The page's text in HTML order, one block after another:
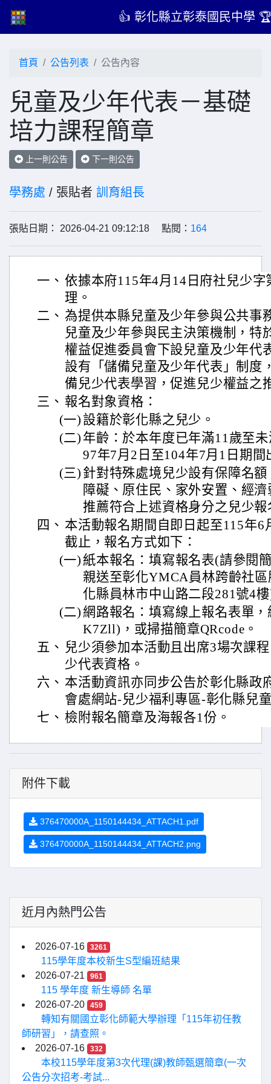
👍 彰化縣立彰泰國民中學
首頁 公告列表 公告內容
兒童及少年代表－基礎
培力課程簡章
上一則公告 下一則公告
學務處 / 張貼者 訓育組長
張貼日期： 2026-04-21 09:12:18 點閱： 164
一、 依據本府115年4月14日府社兒少字
理。
二、 為提供本縣兒童及少年參與公共事
兒童及少年參與民主決策機制，特
權益促進委員會下設兒童及少年代
設有「儲備兒童及少年代表」制度
備兒少代表學習，促進兒少權益之
三、 報名對象資格：
(一) 設籍於彰化縣之兒少。
(二) 年齡：於本年度已年滿11歲至
97年7月2日至104年7月1日期間
(三) 針對特殊處境兒少設有保障名
障礙、原住民、家外安置、經
推薦符合上述資格身分之兒少
四、 本活動報名期間自即日起至115年
截止，報名方式如下：
(一)紙本報名：填寫報名表(請參閱
親送至彰化YMCA員林跨齡社
化縣員林市中山路二段281號4
(二) 網路報名：填寫線上報名表單
K7Zll)，或掃描簡章QRcode。
五、 兒少須參加本活動且出席3場次課
少代表資格。
六、 本活動資訊亦同步公告於彰化縣政
會處網站-兒少福利專區-彰化縣兒
七、 檢附報名簡章及海報各1份。
附件下載
376470000A_1150144434_ATTACH1.pdf
376470000A_1150144434_ATTACH2.png
近月內熱門公告
2026-07-16 3261
115學年度本校新生S型編班結果
2026-07-21
961
115 學年度 新生導師 名單
2026-07-20
459
轉知有關國立彰化師範大學辦理「115年初任教
師研習」，請查照。
2026-07-16
332
本校115學年度第3次代理(課)教師甄選簡章(一次
公告分次招考-考試...